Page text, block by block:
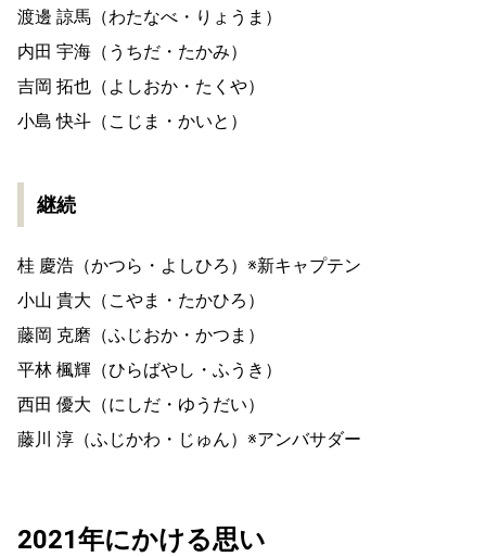
渡邊 諒馬（わたなべ・りょうま）
内田 宇海（うちだ・たかみ）
吉岡 拓也（よしおか・たくや）
小島 快斗（こじま・かいと）
継続
桂 慶浩（かつら・よしひろ）※新キャプテン
小山 貴大（こやま・たかひろ）
藤岡 克磨（ふじおか・かつま）
平林 楓輝（ひらばやし・ふうき）
西田 優大（にしだ・ゆうだい）
藤川 淳（ふじかわ・じゅん）※アンバサダー
2021年にかける思い